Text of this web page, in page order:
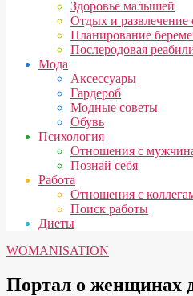
Здоровье малышей
Отдых и развлечение
Планирование
Послеродовая
Мода
Аксессуары
Гардероб
Модные советы
Обувь
Психология
Отношения с
Познай себя
Работа
Отношения с
Поиск работы
Диеты
WOMANISATION
Портал о женщинах